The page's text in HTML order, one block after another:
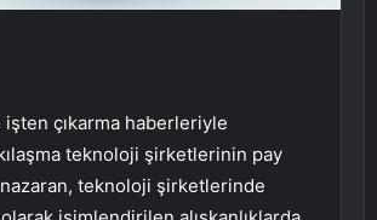
çıkarma haberleriyle
teknoloji şirketlerinin pay
teknoloji şirketlerinde